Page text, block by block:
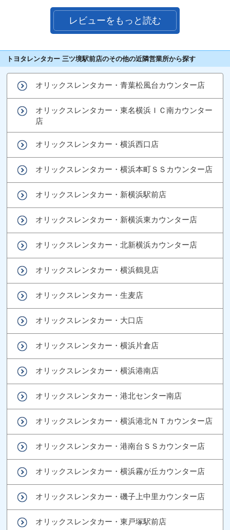
レビューをもっと読む
トヨタレンタカー 三ツ境駅前店のその他の近隣営業所から探す
オリックスレンタカー・青葉松風台カウンター店
オリックスレンタカー・東名横浜ＩＣ南カウンター
店
オリックスレンタカー・横浜西口店
オリックスレンタカー・横浜本町ＳＳカウンター店
オリックスレンタカー・新横浜駅前店
オリックスレンタカー・新横浜東カウンター店
オリックスレンタカー・北新横浜カウンター店
オリックスレンタカー・横浜鶴見店
オリックスレンタカー・生麦店
オリックスレンタカー・大口店
オリックスレンタカー・横浜片倉店
オリックスレンタカー・横浜港南店
オリックスレンタカー・港北センター南店
オリックスレンタカー・横浜港北ＮＴカウンター店
オリックスレンタカー・港南台ＳＳカウンター店
オリックスレンタカー・横浜霧が丘カウンター店
オリックスレンタカー・磯子上中里カウンター店
オリックスレンタカー・東戸塚駅前店